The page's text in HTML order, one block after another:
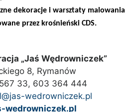
dekoracje i warsztaty malowania
przez krośnieński CDS.
„Jaś Wędrowniczek”
8, Rymanów
33, 603 364 444
wedrowniczek.pl
wedrowniczek.pl